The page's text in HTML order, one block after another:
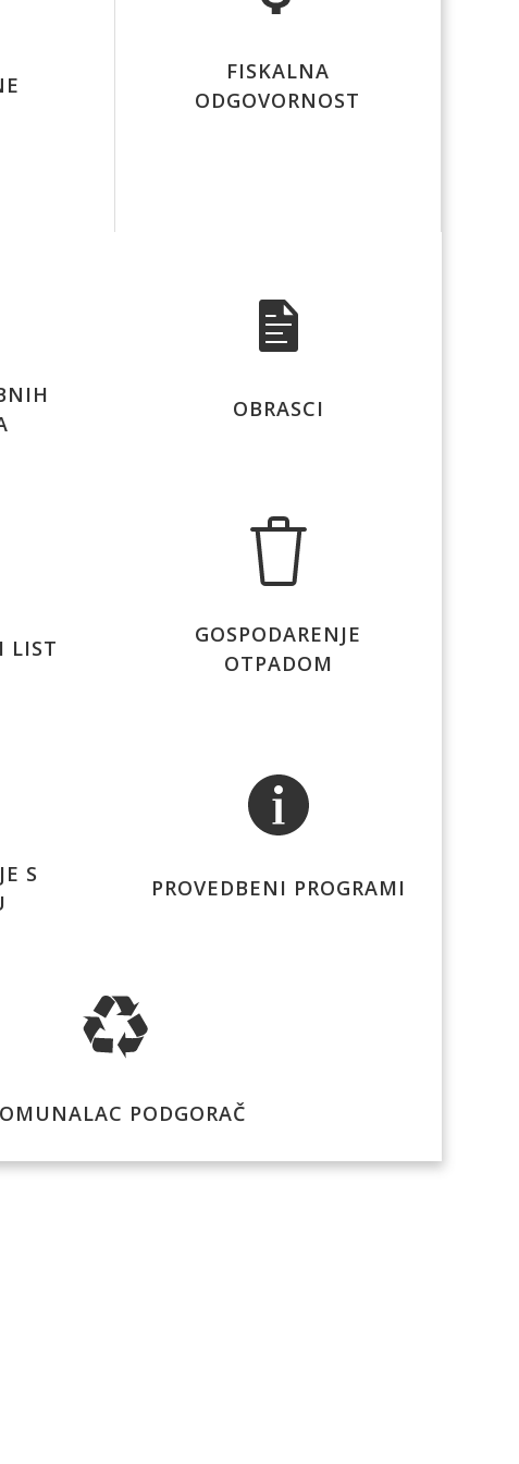
FISKALNA
ODGOVORNOST
OBRASCI
LIST
GOSPODARENJE
OTPADOM
S
PROVEDBENI PROGRAMI
PODGORAČ